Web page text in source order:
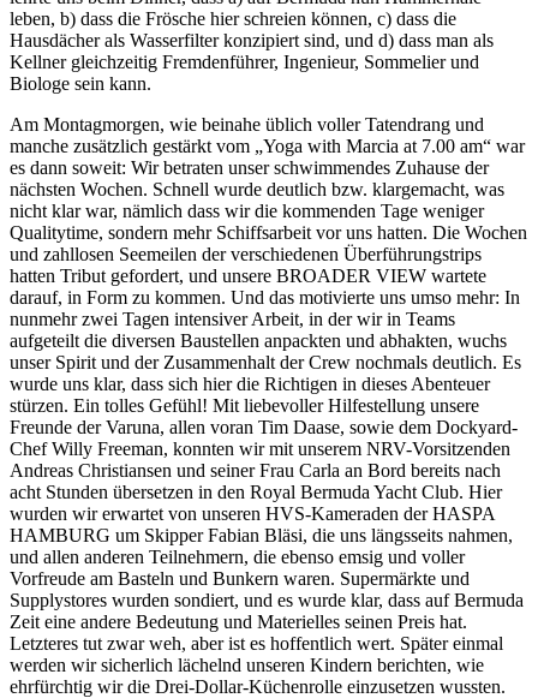
leben, b) dass die Frösche hier schreien können, c) dass die
Hausdächer als Wasserfilter konzipiert sind, und d) dass man als
Kellner gleichzeitig Fremdenführer, Ingenieur, Sommelier und
Biologe sein kann.
Am Montagmorgen, wie beinahe üblich voller Tatendrang und
manche zusätzlich gestärkt vom „Yoga with Marcia at 7.00 am“ war
es dann soweit: Wir betraten unser schwimmendes Zuhause der
nächsten Wochen. Schnell wurde deutlich bzw. klargemacht, was
nicht klar war, nämlich dass wir die kommenden Tage weniger
Qualitytime, sondern mehr Schiffsarbeit vor uns hatten. Die Wochen
und zahllosen Seemeilen der verschiedenen Überführungstrips
hatten Tribut gefordert, und unsere BROADER VIEW wartete
darauf, in Form zu kommen. Und das motivierte uns umso mehr: In
nunmehr zwei Tagen intensiver Arbeit, in der wir in Teams
aufgeteilt die diversen Baustellen anpackten und abhakten, wuchs
unser Spirit und der Zusammenhalt der Crew nochmals deutlich. Es
wurde uns klar, dass sich hier die Richtigen in dieses Abenteuer
stürzen. Ein tolles Gefühl! Mit liebevoller Hilfestellung unsere
Freunde der Varuna, allen voran Tim Daase, sowie dem Dockyard-
Chef Willy Freeman, konnten wir mit unserem NRV-Vorsitzenden
Andreas Christiansen und seiner Frau Carla an Bord bereits nach
acht Stunden übersetzen in den Royal Bermuda Yacht Club. Hier
wurden wir erwartet von unseren HVS-Kameraden der HASPA
HAMBURG um Skipper Fabian Bläsi, die uns längsseits nahmen,
und allen anderen Teilnehmern, die ebenso emsig und voller
Vorfreude am Basteln und Bunkern waren. Supermärkte und
Supplystores wurden sondiert, und es wurde klar, dass auf Bermuda
Zeit eine andere Bedeutung und Materielles seinen Preis hat.
Letzteres tut zwar weh, aber ist es hoffentlich wert. Später einmal
werden wir sicherlich lächelnd unseren Kindern berichten, wie
ehrfürchtig wir die Drei-Dollar-Küchenrolle einzusetzen wussten.